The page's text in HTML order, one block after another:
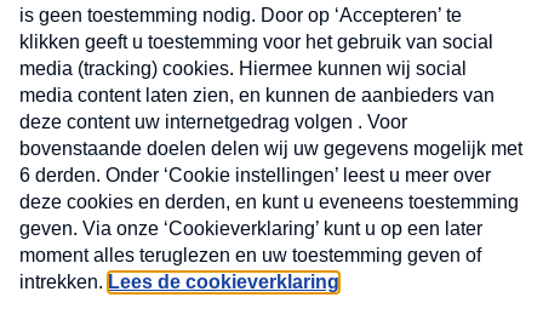
Volg ons op
MAX Cookieverklaring Kwetsbaarheid
X
Nieuwsbrief
Neem hier een gratis abonnement op de MAX
Consumenten nieuwsbrief. Elke maandag en
donderdag in uw mailbox.